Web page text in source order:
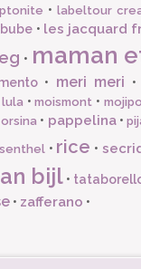
• labeltour
• les jacquard
• maman
• meri meri
lula •moismont •
orsina • pappelina•
• rice •
bijl•
• zafferano •